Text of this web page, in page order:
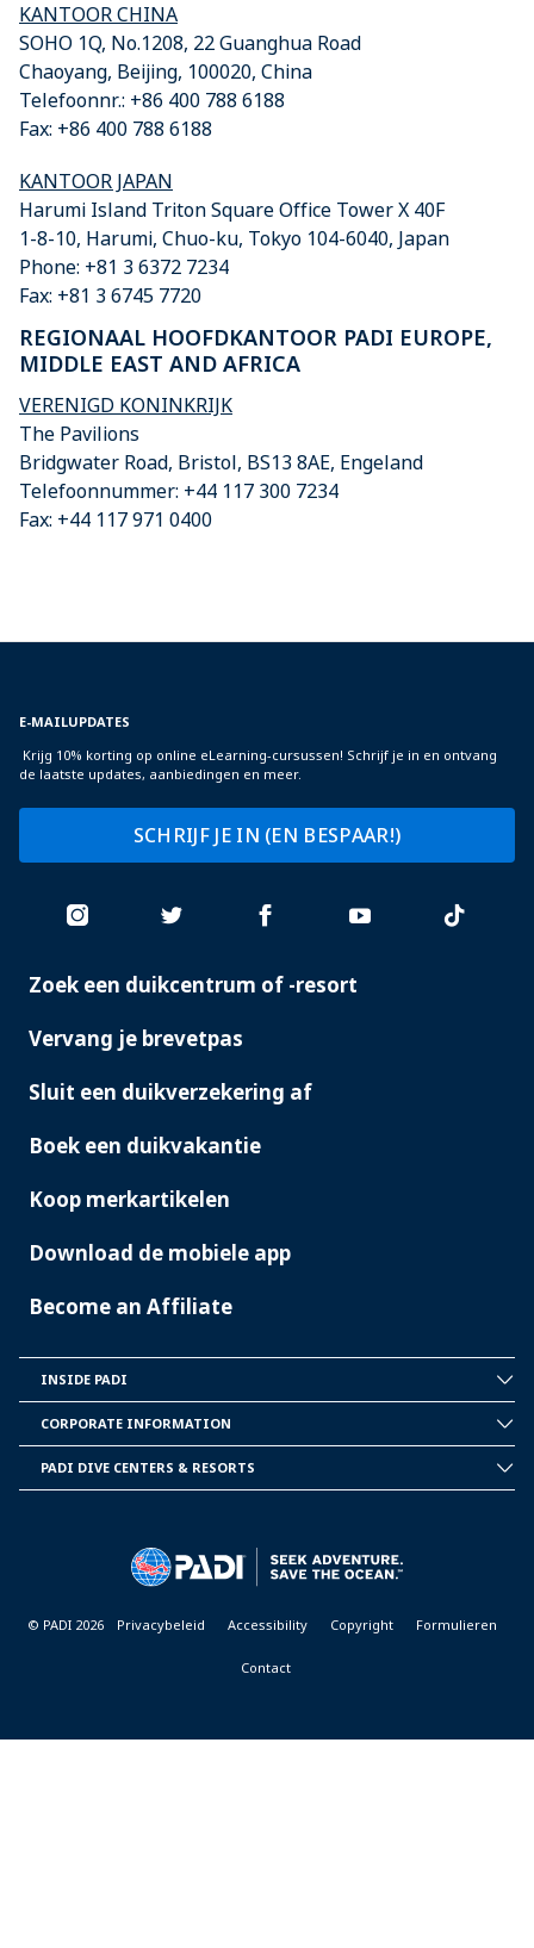
KANTOOR CHINA
SOHO 1Q, No.1208, 22 Guanghua Road
Chaoyang, Beijing, 100020, China
Telefoonnr.: +86 400 788 6188
Fax: +86 400 788 6188
KANTOOR JAPAN
Harumi Island Triton Square Office Tower X 40F
1-8-10, Harumi, Chuo-ku, Tokyo 104-6040, Japan
Phone: +81 3 6372 7234
Fax: +81 3 6745 7720
REGIONAAL HOOFDKANTOOR PADI EUROPE,
MIDDLE EAST AND AFRICA
VERENIGD KONINKRIJK
The Pavilions
Bridgwater Road, Bristol, BS13 8AE, Engeland
Telefoonnummer: +44 117 300 7234
Fax: +44 117 971 0400
E-MAILUPDATES
Krijg 10% korting op online eLearning-cursussen! Schrijf je in en ontvang
de laatste updates, aanbiedingen en meer.
SCHRIJF JE IN (EN BESPAAR!)
PADI
Zoek een duikcentrum of -resort
Vervang je brevetpas
Sluit een duikverzekering af
Boek een duikvakantie
Koop merkartikelen
Download de mobiele app
Become an Affiliate
PADI
INSIDE PADI
INFORMATION
CORPORATE INFORMATION
PADI DIVE CENTERS & RESORTS
© PADI 2026 Privacybeleid Accessibility Copyright Formulieren
Contact